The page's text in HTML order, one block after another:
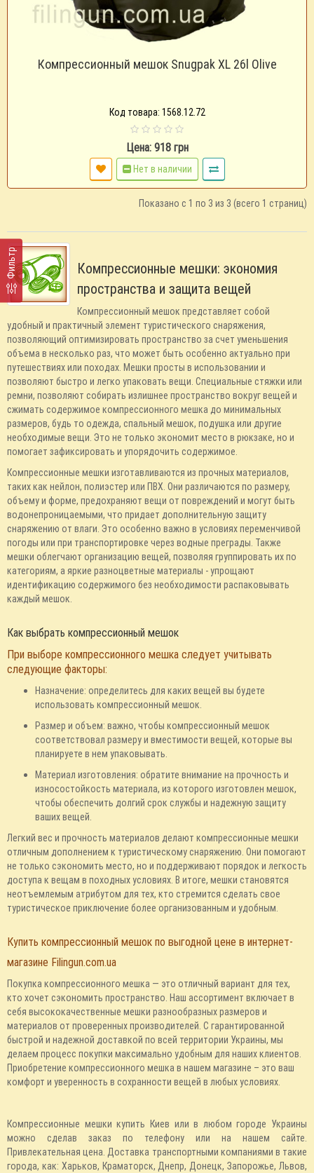
Фильтр
Компрессионный мешок Snugpak XL 26l Olive
Код товара: 1568.12.72
Цена: 918 грн
Нет в наличии
Показано с 1 по 3 из 3 (всего 1 страниц)
Компрессионные мешки: экономия
пространства и защита вещей
Компрессионный мешок представляет собой
удобный и практичный элемент туристического снаряжения,
позволяющий оптимизировать пространство за счет уменьшения
объема в несколько раз, что может быть особенно актуально при
путешествиях или походах. Мешки просты в использовании и
позволяют быстро и легко упаковать вещи. Специальные стяжки или
ремни, позволяют собирать излишнее пространство вокруг вещей и
сжимать содержимое компрессионного мешка до минимальных
размеров, будь то одежда, спальный мешок, подушка или другие
необходимые вещи. Это не только экономит место в рюкзаке, но и
помогает зафиксировать и упорядочить содержимое.
Компрессионные мешки изготавливаются из прочных материалов,
таких как нейлон, полиэстер или ПВХ. Они различаются по размеру,
объему и форме, предохраняют вещи от повреждений и могут быть
водонепроницаемыми, что придает дополнительную защиту
снаряжению от влаги. Это особенно важно в условиях переменчивой
погоды или при транспортировке через водные преграды. Также
мешки облегчают организацию вещей, позволяя группировать их по
категориям, а яркие разноцветные материалы - упрощают
идентификацию содержимого без необходимости распаковывать
каждый мешок.
Как выбрать компрессионный мешок
При выборе компрессионного мешка следует учитывать
следующие факторы:
Назначение: определитесь для каких вещей вы будете
использовать компрессионный мешок.
Размер и объем: важно, чтобы компрессионный мешок
соответствовал размеру и вместимости вещей, которые вы
планируете в нем упаковывать.
Материал изготовления: обратите внимание на прочность и
износостойкость материала, из которого изготовлен мешок,
чтобы обеспечить долгий срок службы и надежную защиту
ваших вещей.
Легкий вес и прочность материалов делают компрессионные мешки
отличным дополнением к туристическому снаряжению. Они помогают
не только сэкономить место, но и поддерживают порядок и легкость
доступа к вещам в походных условиях. В итоге, мешки становятся
неотъемлемым атрибутом для тех, кто стремится сделать свое
туристическое приключение более организованным и удобным.
Купить компрессионный мешок по выгодной цене в интернет-
магазине Filingun.com.ua
Покупка компрессионного мешка — это отличный вариант для тех,
кто хочет сэкономить пространство. Наш ассортимент включает в
себя высококачественные мешки разнообразных размеров и
материалов от проверенных производителей. С гарантированной
быстрой и надежной доставкой по всей территории Украины, мы
делаем процесс покупки максимально удобным для наших клиентов.
Приобретение компрессионного мешка в нашем магазине – это ваш
комфорт и уверенность в сохранности вещей в любых условиях.
Компрессионные мешки купить Киев или в любом городе Украины
можно сделав заказ по телефону или на нашем сайте.
Привлекательная цена. Доставка транспортными компаниями в такие
города, как: Харьков, Краматорск, Днепр, Донецк, Запорожье, Львов,